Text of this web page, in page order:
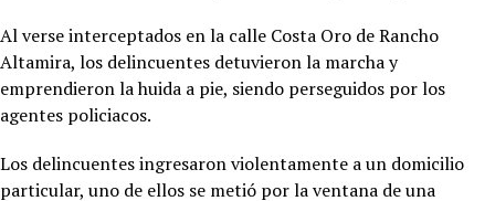
Al verse interceptados en la calle Costa Oro de Rancho
Altamira, los delincuentes detuvieron la marcha y
emprendieron la huida a pie, siendo perseguidos por los
agentes policiacos.
Los delincuentes ingresaron violentamente a un domicilio
particular, uno de ellos se metió por la ventana de una